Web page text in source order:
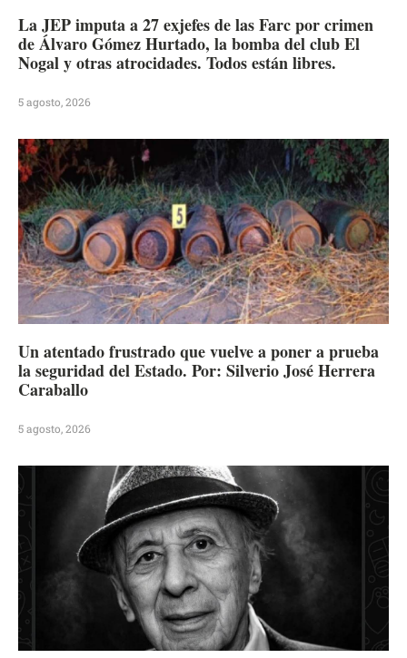
La JEP imputa a 27 exjefes de las Farc por crimen
de Álvaro Gómez Hurtado, la bomba del club El
Nogal y otras atrocidades. Todos están libres.
5 agosto, 2026
Un atentado frustrado que vuelve a poner a prueba
la seguridad del Estado. Por: Silverio José Herrera
Caraballo
5 agosto, 2026